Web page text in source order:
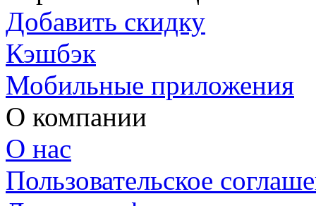
Добавить скидку
Кэшбэк
Мобильные приложения
О компании
О нас
Пользовательское